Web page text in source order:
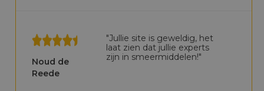
Noud de
Reede
"Jullie site is geweldig, het
laat zien dat jullie experts
zijn in smeermiddelen!"